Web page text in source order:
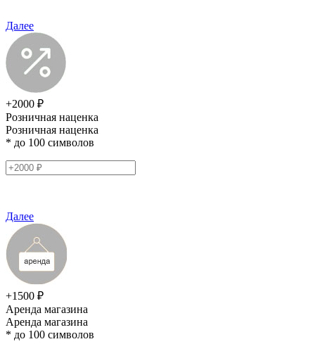
Далее
+2000 ₽
Розничная наценка
Розничная наценка
* до 100 символов
Далее
+1500 ₽
Аренда магазина
Аренда магазина
* до 100 символов